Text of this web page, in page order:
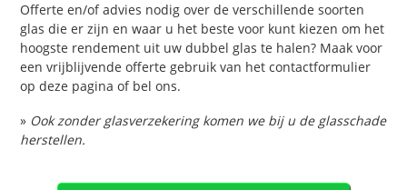
Offerte en/of advies nodig over de verschillende soorten
glas die er zijn en waar u het beste voor kunt kiezen om het
hoogste rendement uit uw dubbel glas te halen? Maak voor
een vrijblijvende offerte gebruik van het contactformulier
op deze pagina of bel ons.
» Ook zonder glasverzekering komen we bij u de glasschade
herstellen.